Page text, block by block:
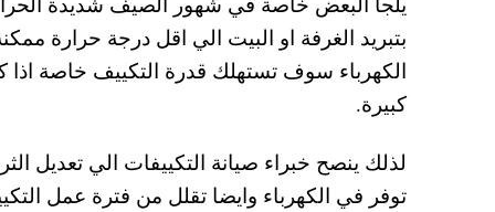
بتبريد الغرفة او البيت الي اقل درجة حرارة
الكهرباء سوف تستهلك قدرة التكييف خاصة اذا
كبيرة.
توفر في الكهرباء وايضا تقلل من فترة عمل